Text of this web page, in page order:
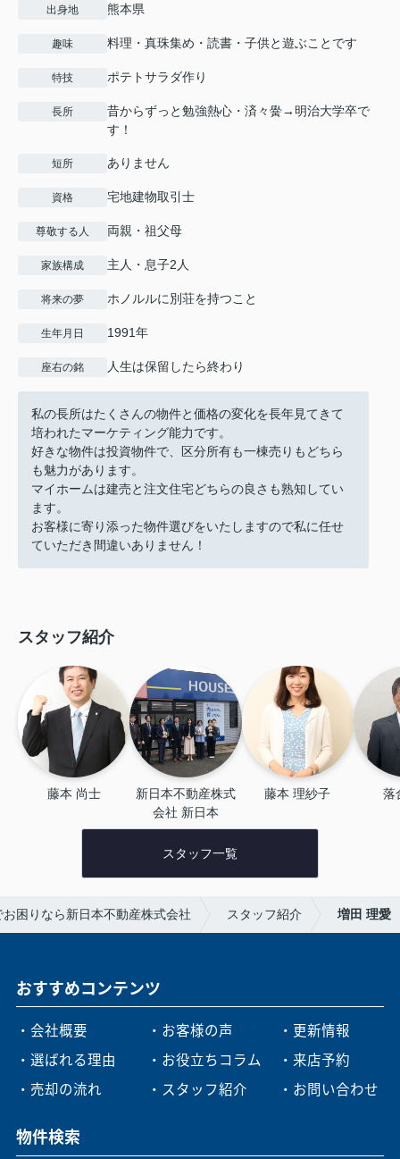
出身地 熊本県
趣味 料理・真珠集め・読書・子供と遊ぶことです
特技 ポテトサラダ作り
長所
昔からずっと勉強熱心・済々黌→明治大学卒で
す！
短所 ありません
資格 宅地建物取引士
尊敬する人 両親・祖父母
家族構成 主人・息子2人
将来の夢 ホノルルに別荘を持つこと
生年月日 1991年
座右の銘 人生は保留したら終わり
私の長所はたくさんの物件と価格の変化を長年見てきて
培われたマーケティング能力です。
好きな物件は投資物件で、区分所有も一棟売りもどちら
も魅力があります。
マイホームは建売と注文住宅どちらの良さも熟知してい
ます。
お客様に寄り添った物件選びをいたしますので私に任せ
ていただき間違いありません！
スタッフ紹介
藤本 尚士
新日本不動産株式
会社 新日本
藤本 理紗子 落
スタッフ一覧
困りなら新日本不動産株式会社 スタッフ紹介 増田 理愛
おすすめコンテンツ
・会社概要
・選ばれる理由
・売却の流れ
・お客様の声
・お役立ちコラム
・スタッフ紹介
・更新情報
・来店予約
・お問い合わせ
物件検索